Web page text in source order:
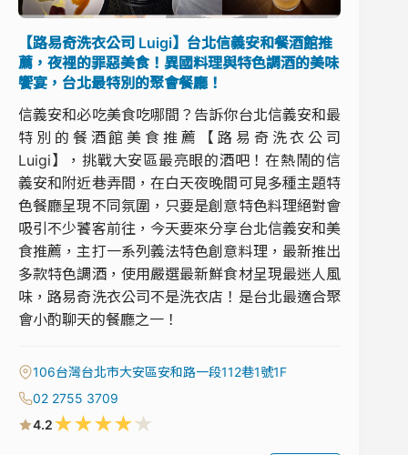
【路易奇洗衣公司 Luigi】台北信義安和餐酒館推
薦，夜裡的罪惡美食！異國料理與特色調酒的美味
饗宴，台北最特別的聚會餐廳！
信義安和必吃美食吃哪間？告訴你台北信義安和最
特別的餐酒館美食推薦【路易奇洗衣公司
Luigi】，挑戰大安區最亮眼的酒吧！在熱鬧的信
義安和附近巷弄間，在白天夜晚間可見多種主題特
色餐廳呈現不同氛圍，只要是創意特色料理絕對會
吸引不少饕客前往，今天要來分享台北信義安和美
食推薦，主打一系列義法特色創意料理，最新推出
多款特色調酒，使用嚴選最新鮮食材呈現最迷人風
味，路易奇洗衣公司不是洗衣店！是台北最適合聚
會小酌聊天的餐廳之一！
106台灣台北市大安區安和路一段112巷1號1F
02 2755 3709
4.2★★★★★